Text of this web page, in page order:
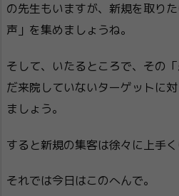
の先生もいますが、新規を取り
声」を集めましょうね。
そして、いたるところで、その
だ来院していないターゲットに
ましょう。
すると新規の集客は徐々に上手
それでは今日はこのへんで。